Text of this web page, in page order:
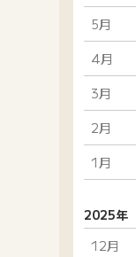
5月
4月
3月
2月
1月
2025年
12月